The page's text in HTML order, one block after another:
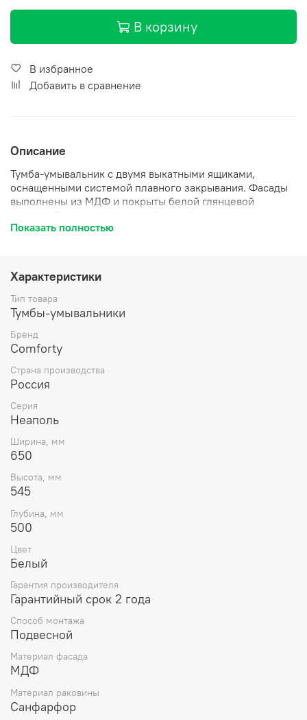
В корзину
В избранное
Добавить в сравнение
Описание
Тумба-умывальник с двумя выкатными ящиками,
оснащенными системой плавного закрывания. Фасады
выполнены из МДФ и покрыты белой глянцевой
отверстиями перелива. Название: Тумба-умывальник
Комплектация: Раковина COMFORTY 50165 Тумба
подготовлена для подключения водоснабжения снизу.
Инструкция для мебели для ванных комнат COMFORTY
Схема монтажа и подключения коммуникаций
Показать полностью
Характеристики
Тип товара
Тумбы-умывальники
Бренд
Comforty
Страна производства
Россия
Серия
Неаполь
Ширина, мм
650
Высота, мм
545
Глубина, мм
500
Цвет
Белый
Гарантия производителя
Гарантийный срок 2 года
Способ монтажа
Подвесной
Материал фасада
МДФ
Материал раковины
Санфарфор